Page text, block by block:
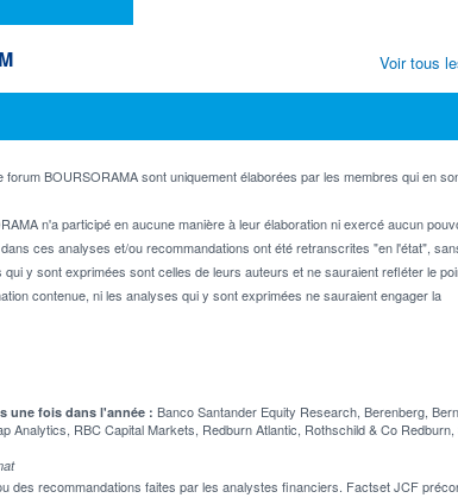
BOURSORAMA sont uniquement élaborées par les membres qui en
n'a participé en aucune manière à leur élaboration ni exercé aucun
ces analyses et/ou recommandations ont été retranscrites "en l'état",
y sont exprimées sont celles de leurs auteurs et ne sauraient refléter le
contenue, ni les analyses qui y sont exprimées ne sauraient engager la
Voir tous
une fois dans l'année : Banco Santander Equity Research, Berenberg,
RBC Capital Markets, Redburn Atlantic, Rothschild & Co
des recommandations faites par les analystes financiers. Factset JCF